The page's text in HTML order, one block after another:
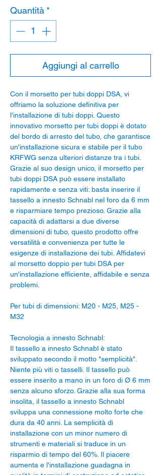
Quantità *
Aggiungi al carrello
Con il morsetto per tubi doppi DSA, vi
offriamo la soluzione definitiva per
l'installazione di tubi doppi. Questo
innovativo morsetto per tubi doppi è dotato
del bordo di arresto del tubo, che garantisce
un'installazione sicura e stabile per il tubo
KRFWG senza ulteriori distanze tra i tubi.
Grazie al suo design unico, il morsetto per
tubi doppi DSA può essere installato
rapidamente e senza viti: basta inserire il
tassello a innesto Schnabl nel foro da 6 mm
e risparmiare tempo prezioso. Grazie alla
capacità di adattarsi a due diverse
dimensioni di tubo, questo prodotto offre
versatilità e convenienza per tutte le
esigenze di installazione dei tubi. Affidatevi
al morsetto doppio per tubi DSA per
un'installazione efficiente, affidabile e senza
problemi.
Per tubi di dimensioni: M20 - M25, M25 -
M32
Tecnologia a innesto Schnabl:
Il tassello a innesto Schnabl è stato
sviluppato secondo il motto "semplicità".
Niente più viti o tasselli. Il tassello può
essere inserito a mano in un foro di Ø 6 mm
senza alcuno sforzo. Grazie alla sua forma
insolita, il tassello a innesto Schnabl
sviluppa una connessione molto forte che
dura da 40 anni. La semplicità di
installazione con un minor numero di
strumenti e materiali si traduce in un
risparmio di tempo del 60%. Il piacere
aumenta e l'installazione guadagna in